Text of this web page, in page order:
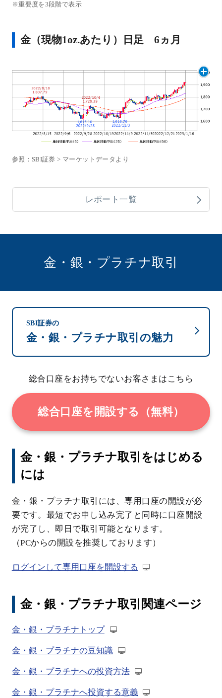
※重要度を3段階で表示
金（現物1oz.あたり）日足 6ヵ月
参照：SBI証券 > マーケットデータより
レポート一覧
金・銀・プラチナ取引
SBI証券の
金・銀・プラチナ取引の魅力
総合口座をお持ちでないお客さまはこちら
総合口座を開設する（無料）
金・銀・プラチナ取引をはじめる
には
金・銀・プラチナ取引には、専用口座の開設が必
要です。最短でお申し込み完了と同時に口座開設
が完了し、即日で取引可能となります。
（PCからの開設を推奨しております）
ログインして専用口座を開設する
金・銀・プラチナ取引関連ページ
金・銀・プラチナトップ
金・銀・プラチナの豆知識
金・銀・プラチナへの投資方法
金・銀・プラチナへ投資する意義